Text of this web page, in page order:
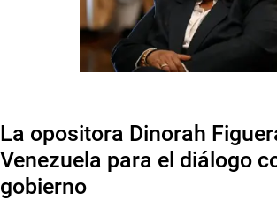
La opositora Dinorah
Venezuela para el diálogo
gobierno